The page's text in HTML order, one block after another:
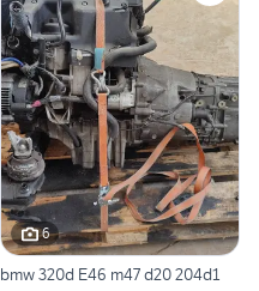
6
bmw 320d E46 m47 d20 204d1